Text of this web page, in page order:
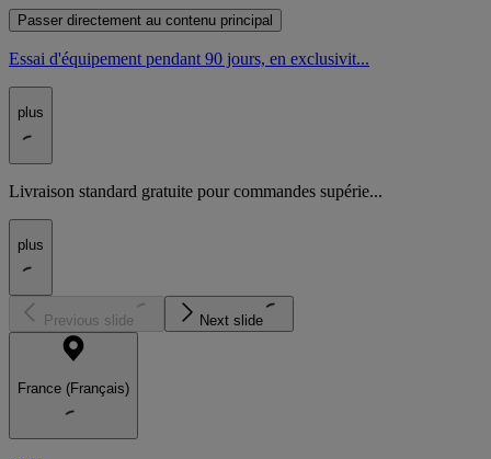
Passer directement au contenu principal
Essai d'équipement pendant 90 jours, en exclusivit...
plus
Livraison standard gratuite pour commandes supérie...
plus
Previous slide Next slide
France (Français)